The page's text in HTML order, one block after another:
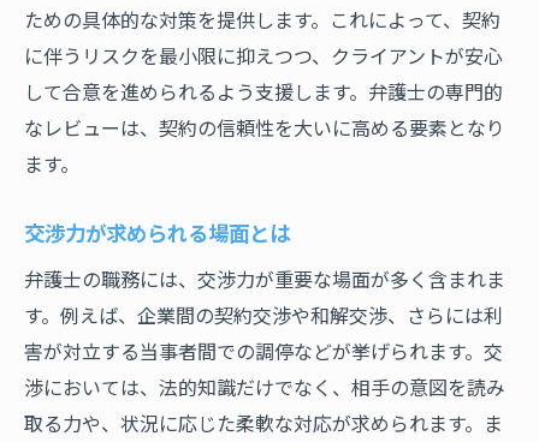
弁護士が提供する解決策法律の専門性が導く未
来
法律を通じた社会貢献の形
先見性を持った法的アドバイスの提供
新しい法律サービスの開発と実践
デジタル時代における法律の役割
弁護士が果たすべき次世代への責任
法律に興味を持つ方へ弁護士の魅力を詳しく解
説
弁護士という職業を選ぶ理由
ための具体的な対策を提供します。これによって、契約
に伴うリスクを最小限に抑えつつ、クライアントが安心
して合意を進められるよう支援します。弁護士の専門的
なレビューは、契約の信頼性を大いに高める要素となり
ます。
交渉力が求められる場面とは
弁護士の職務には、交渉力が重要な場面が多く含まれま
す。例えば、企業間の契約交渉や和解交渉、さらには利
害が対立する当事者間での調停などが挙げられます。交
渉においては、法的知識だけでなく、相手の意図を読み
取る力や、状況に応じた柔軟な対応が求められます。ま